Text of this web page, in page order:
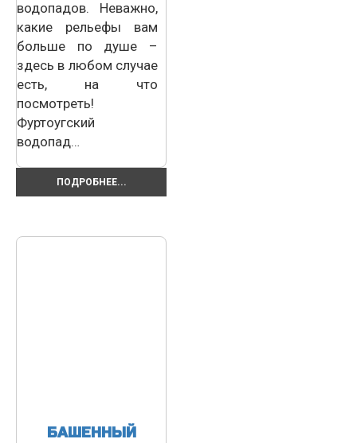
водопадов. Неважно,
какие рельефы вам
больше по душе –
здесь в любом случае
есть, на что
посмотреть!
Фуртоугский
водопад…
ПОДРОБНЕЕ...
БАШЕННЫЙ